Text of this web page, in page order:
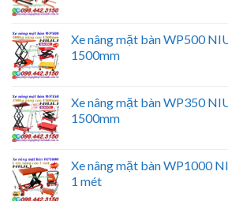
Xe nâng mặt bàn WP500
1500mm
Xe nâng mặt bàn WP350
1500mm
Xe nâng mặt bàn WP1000
1 mét